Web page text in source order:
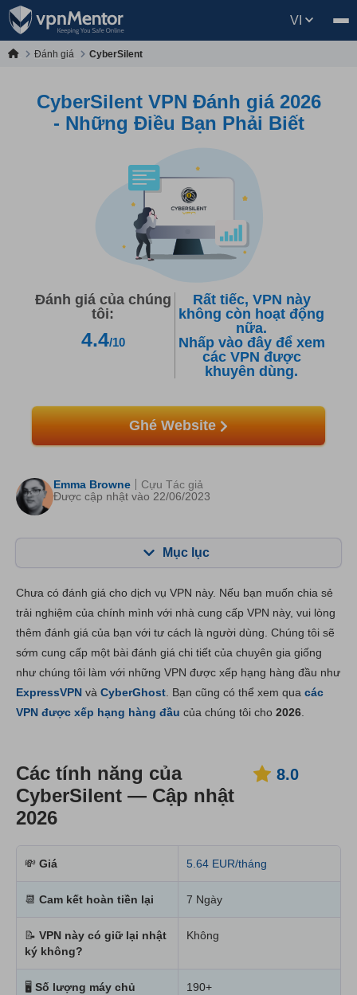
VI
Đánh giá CyberSilent
CyberSilent VPN Đánh giá 2026
- Những Điều Bạn Phải Biết
Đánh giá của chúng
tôi:
4.4/10
Rất tiếc, VPN này
không còn hoạt động
nữa.
Nhấp vào đây để xem
các VPN được
khuyên dùng.
Ghé Website
Emma Browne
Được cập nhật vào 22/06/2023
Cựu Tác giả
Mục lục
Tính năng chính 8.0
Cài đặt & Ứng dụng 8.4
Độ tin cậy và Hỗ trợ 8.4
Chưa có đánh giá cho dịch vụ VPN này. Nếu bạn muốn chia sẻ
trải nghiệm của chính mình với nhà cung cấp VPN này, vui lòng
thêm đánh giá của bạn với tư cách là người dùng. Chúng tôi sẽ
sớm cung cấp một bài đánh giá chi tiết của chuyên gia giống
như chúng tôi làm với những VPN được xếp hạng hàng đầu như
ExpressVPN và CyberGhost. Bạn cũng có thể xem qua các
VPN được xếp hạng hàng đầu của chúng tôi cho 2026.
Các tính năng của
CyberSilent — Cập nhật
2026
8.0
💸 Giá 5.64 EUR/tháng
📆 Cam kết hoàn tiền lại 7 Ngày
📝 VPN này có giữ lại nhật
ký không?
Không
🖥 Số lượng máy chủ 190+